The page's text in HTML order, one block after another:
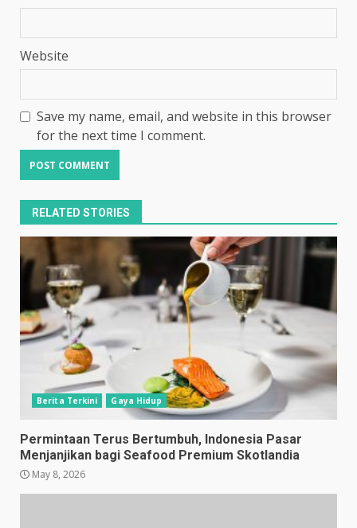
Website
Save my name, email, and website in this browser
for the next time I comment.
RELATED STORIES
Berita Terkini Gaya Hidup
Permintaan Terus Bertumbuh, Indonesia Pasar
Menjanjikan bagi Seafood Premium Skotlandia
May 8, 2026